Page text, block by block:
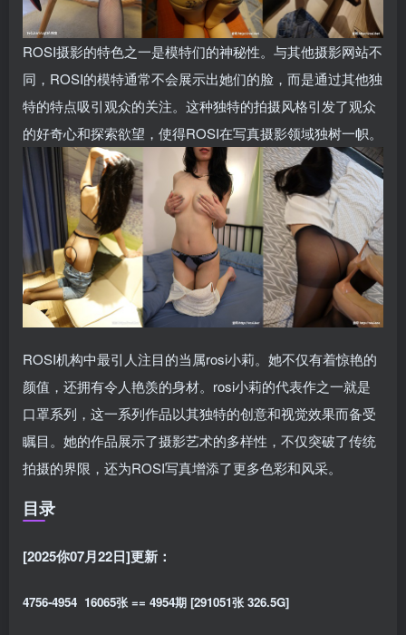
ROSI摄影的特色之一是模特们的神秘性。与其他摄影网站不
同，ROSI的模特通常不会展示出她们的脸，而是通过其他独
特的特点吸引观众的关注。这种独特的拍摄风格引发了观众
的好奇心和探索欲望，使得ROSI在写真摄影领域独树一帜。
ROSI机构中最引人注目的当属rosi小莉。她不仅有着惊艳的
颜值，还拥有令人艳羡的身材。rosi小莉的代表作之一就是
口罩系列，这一系列作品以其独特的创意和视觉效果而备受
瞩目。她的作品展示了摄影艺术的多样性，不仅突破了传统
拍摄的界限，还为ROSI写真增添了更多色彩和风采。
目录
[2025你07月22日]更新：
4756-4954 16065张 == 4954期 [291051张 326.5G]